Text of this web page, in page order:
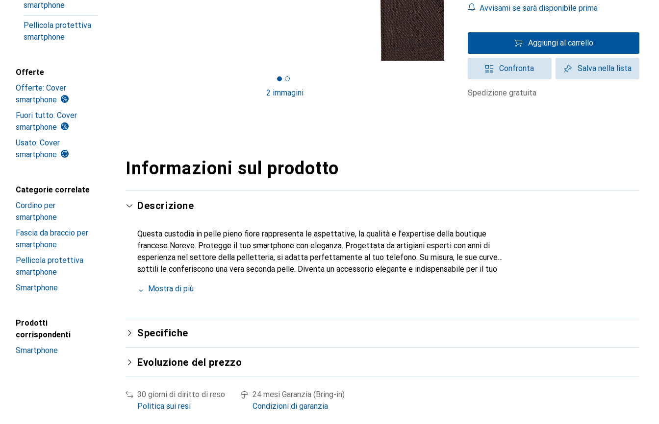
smartphone
Pellicola protettiva
smartphone
Offerte
Offerte: Cover
smartphone
Fuori tutto: Cover
smartphone
Usato: Cover
smartphone
Categorie correlate
Cordino per
smartphone
Fascia da braccio per
smartphone
Pellicola protettiva
smartphone
Smartphone
Prodotti
corrispondenti
Smartphone
2 immagini
Avvisami se sarà disponibile prima
Aggiungi al carrello
Confronta Salva nella lista
spedizione gratuita
Informazioni sul prodotto
Descrizione
Questa custodia in pelle pieno fiore rappresenta le aspettative, la qualità e l'expertise della boutique
francese Noreve. Protegge il tuo smartphone con eleganza. Progettata da artigiani esperti con anni di
esperienza nel settore della pelletteria, si adatta perfettamente al tuo telefono. Su misura, le sue curve
sottili le conferiscono una vera seconda pelle. Diventa un accessorio elegante e indispensabile per il tuo
scelta affidabile per una clientela esigente.
Mostra di più
Specifiche
Evoluzione del prezzo
30 giorni di diritto di reso
Politica sui resi
24 mesi Garanzia (Bring-in)
Condizioni di garanzia